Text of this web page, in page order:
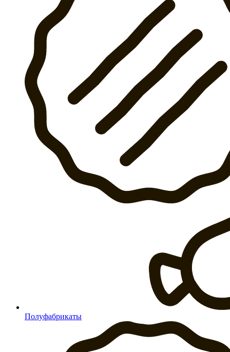
Полуфабрикаты